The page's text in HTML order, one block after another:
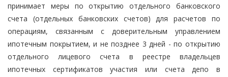
принимает меры по открытию отдельного банковского
счета (отдельных банковских счетов) для расчетов по
операциям, связанным с доверительным управлением
ипотечным покрытием, и не позднее 3 дней - по открытию
отдельного лицевого счета в реестре владельцев
ипотечных сертификатов участия или счета депо в